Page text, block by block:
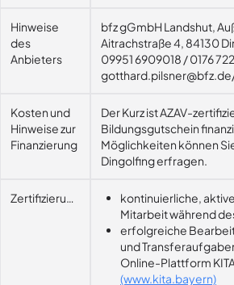
Hinweise
des
Anbieters
bfz gGmbH Landshut,
Aitrachstraße 4, 84130
09951 6909018 / 0176
Kosten und
Hinweise zur
Finanzierung
Der Kurz ist AZAV-
Bildungsgutschein
Möglichkeiten können
Dingolfing erfragen.
Zertifizierungsvoraussetzung
kontinuierliche,
Mitarbeit während
erfolgreiche
und
Online-Plattform
(www.kita.bayern)